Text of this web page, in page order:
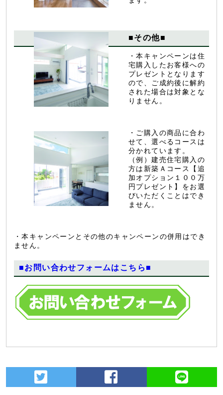
■その他■
・本キャンペーンは住
宅購入したお客様への
プレゼントとなります
ので、ご成約後に解約
された場合は対象とな
りません。
・ご購入の商品に合わ
せて、選べるコースは
分かれています。
（例）建売住宅購入の
方は新築Ａコース【追
加オプション１００万
円プレゼント】をお選
びいただくことはでき
ません。
・本キャンペーンとその他のキャンペーンの併用はでき
ません。
■お問い合わせフォームはこちら■